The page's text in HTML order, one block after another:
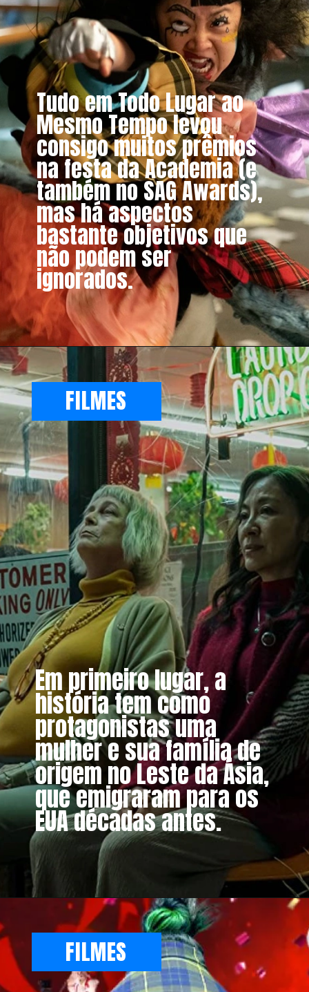
Tudo em Todo Lugar ao
Mesmo Tempo levou
consigo muitos prêmios
na festa da Academia (e
também no SAG Awards),
mas há aspectos
bastante objetivos que
não podem ser
ignorados.
Em primeiro lugar, a
história tem como
protagonistas uma
mulher e sua família de
origem no Leste da Ásia,
que emigraram para os
EUA décadas antes.
FILMES
FILMES